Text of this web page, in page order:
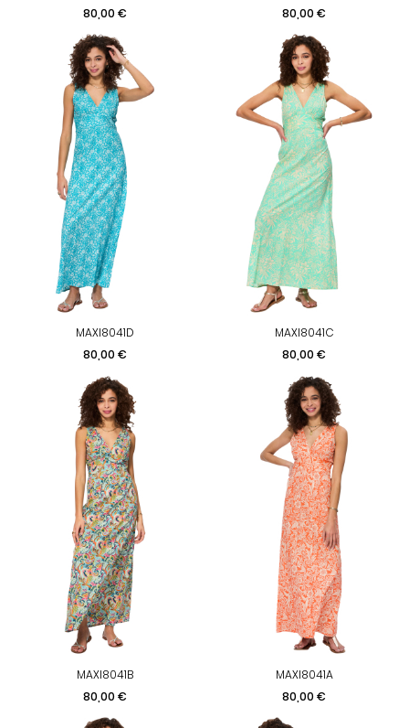
Prix
80,00 €
Prix
80,00 €
MAXI8041D
Prix
80,00 €
MAXI8041C
Prix
80,00 €
MAXI8041B
Prix
80,00 €
MAXI8041A
Prix
80,00 €